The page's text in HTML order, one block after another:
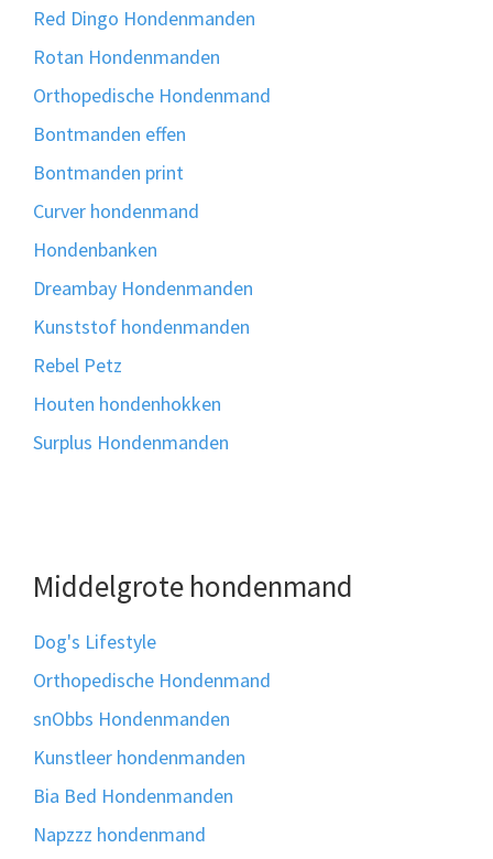
Red Dingo Hondenmanden
Rotan Hondenmanden
Orthopedische Hondenmand
Bontmanden effen
Bontmanden print
Curver hondenmand
Hondenbanken
Dreambay Hondenmanden
Kunststof hondenmanden
Rebel Petz
Houten hondenhokken
Surplus Hondenmanden
Middelgrote hondenmand
Dog's Lifestyle
Orthopedische Hondenmand
snObbs Hondenmanden
Kunstleer hondenmanden
Bia Bed Hondenmanden
Napzzz hondenmand